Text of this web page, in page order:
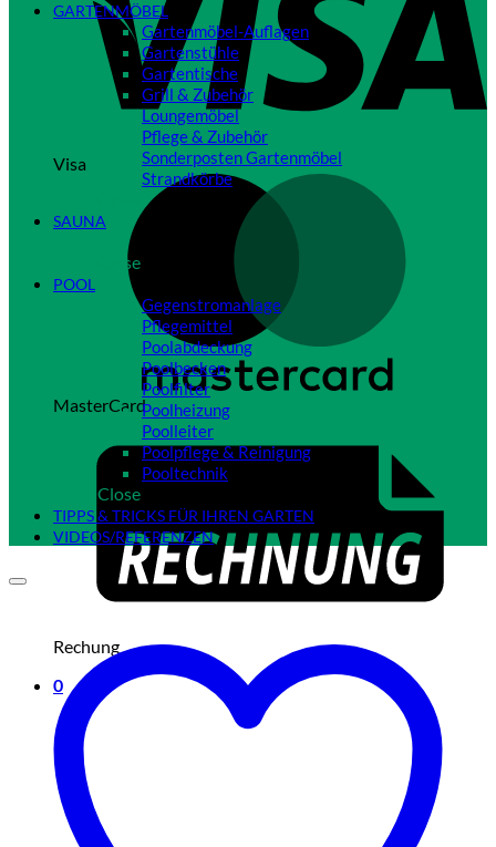
Visa
MasterCard
Rechung
0
GARTENMÖBEL
Gartenmöbel-Auflagen
Gartenstühle
Gartentische
Grill & Zubehör
Loungemöbel
Pflege & Zubehör
Sonderposten Gartenmöbel
Strandkörbe
SAUNA
Close
POOL
Gegenstromanlage
Pflegemittel
Poolabdeckung
Poolbecken
Poolfilter
Poolheizung
Poolleiter
Poolpflege & Reinigung
Pooltechnik
Close
TIPPS & TRICKS FÜR IHREN GARTEN
VIDEOS/REFERENZEN